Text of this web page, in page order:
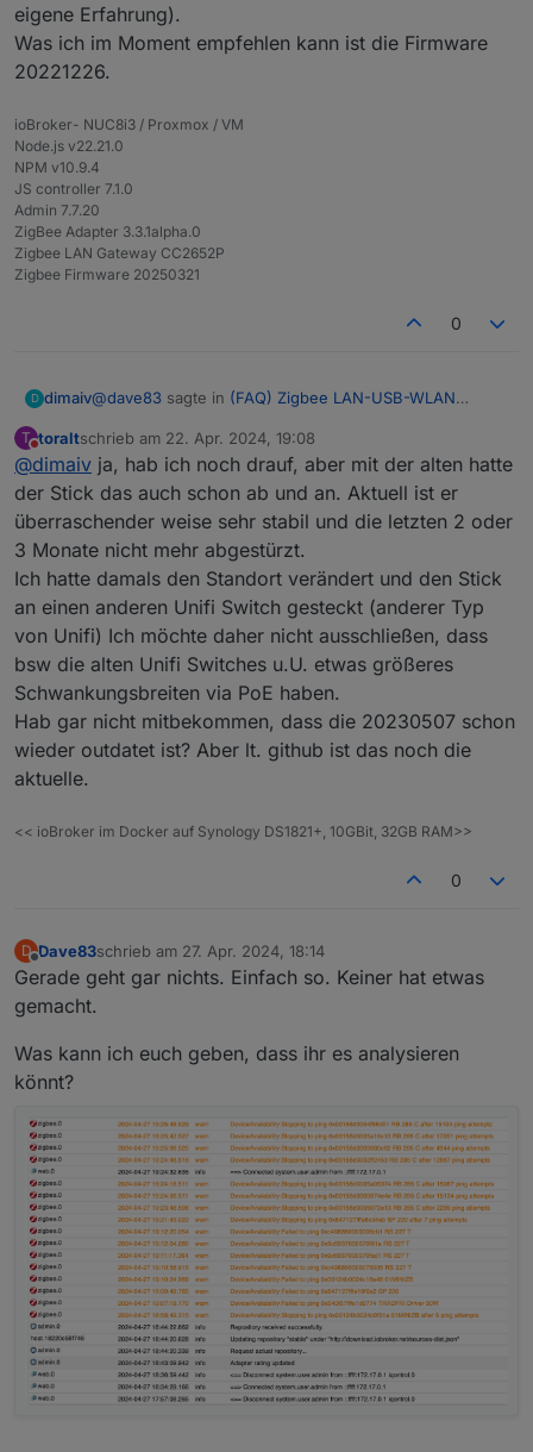
eigene Erfahrung).
Was ich im Moment empfehlen kann ist die Firmware
20221226.
ioBroker- NUC8i3 / Proxmox / VM
Node.js v22.21.0
NPM v10.9.4
JS controller 7.1.0
Admin 7.7.20
ZigBee Adapter 3.3.1alpha.0
Zigbee LAN Gateway CC2652P
Zigbee Firmware 20250321
0
D dimaiv@dave83 sagte in (FAQ) Zigbee LAN-USB-WLAN
@ toralt said in(FAQ) Zigbee LAN-USB-WLAN
Gateway CC2652P:
@pedder007ist bei mir ab und an auch so,
würde sagen so alle 2/3 monate geht auf
einmal nichts mehr bei zigbee2mqtt, obwohl
der adapter im LAN vorhanden ist und ich auf
dessen Oberfläche komme. Dann hilft nur ein
hardreset.
Ich habe zwei dieser adapter und beide
haben das „Problem“. Ich wollte mir mal via
blockly ein skript schreiben, das den PoE Port
am unifi switch jede woche mal neu startet.
hatte, dass es nicht ging.
coordinator firmwares ändern nichts daran.
wenn ich keinen Nerv dafür habe) habe ich
keine weiteren „Untersuchungen“ gemacht.
Ding tot und ich weiß nicht genau was ich machen
Was genau machst du?
Und nun lese ich hier von einer neuen Version.
Steht im Log, dass sowas wie unser Problem
behoben wurde?
Hast du die Zigbee Firmware 20230507 immer noch
drauf? Wenn ja, die macht Probleme. Auch alle
weitere/neuere sind nicht stabiler geworden (keine
eigene Erfahrung).
Was ich im Moment empfehlen kann ist die Firmware
20221226.
T
Nicht stören
toraltschrieb am 22. Apr. 2024, 19:08
zuletzt editiert von
@dimaiv ja, hab ich noch drauf, aber mit der alten hatte
der Stick das auch schon ab und an. Aktuell ist er
überraschender weise sehr stabil und die letzten 2 oder
3 Monate nicht mehr abgestürzt.
Ich hatte damals den Standort verändert und den Stick
an einen anderen Unifi Switch gesteckt (anderer Typ
von Unifi) Ich möchte daher nicht ausschließen, dass
bsw die alten Unifi Switches u.U. etwas größeres
Schwankungsbreiten via PoE haben.
Hab gar nicht mitbekommen, dass die 20230507 schon
wieder outdatet ist? Aber lt. github ist das noch die
aktuelle.
<< ioBroker im Docker auf Synology DS1821+, 10GBit, 32GB RAM>>
0
D
Offline
Dave83schrieb am 27. Apr. 2024, 18:14
zuletzt editiert von
Gerade geht gar nichts. Einfach so. Keiner hat etwas
gemacht.
Was kann ich euch geben, dass ihr es analysieren
könnt?